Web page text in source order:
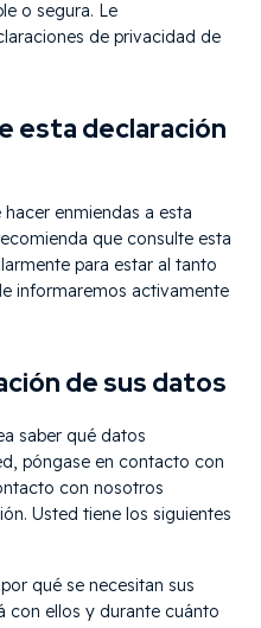
o segura. Le
de privacidad de
esta declaración
enmiendas a esta
que consulte esta
para estar al tanto
informaremos activamente
de sus datos
saber qué datos
póngase en contacto con
con nosotros
Usted tiene los siguientes
qué se necesitan sus
con ellos y durante cuánto